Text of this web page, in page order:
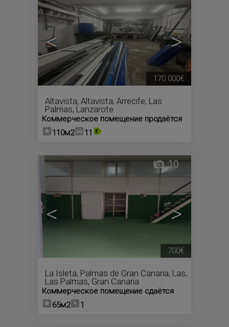
< >
Altavista, Altavista, Arrecife, Las
Palmas, Lanzarote
Коммерческое помещение продаётся
110м2
11
170.000€
< >
10
La Isleta, Palmas de Gran Canaria, Las,
Las Palmas, Gran Canaria
Коммерческое помещение сдаётся
65м2
1
700€